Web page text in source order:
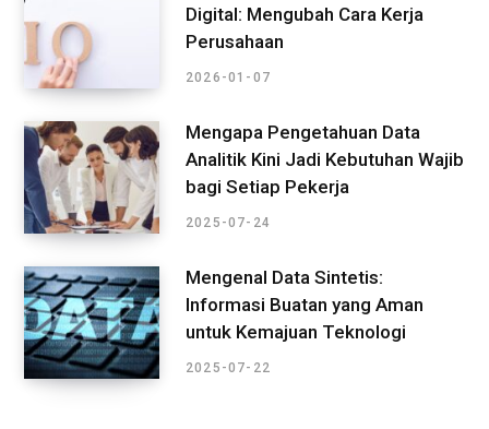
Digital: Mengubah Cara Kerja
Perusahaan
2026-01-07
Mengapa Pengetahuan Data
Analitik Kini Jadi Kebutuhan Wajib
bagi Setiap Pekerja
2025-07-24
Mengenal Data Sintetis:
Informasi Buatan yang Aman
untuk Kemajuan Teknologi
2025-07-22